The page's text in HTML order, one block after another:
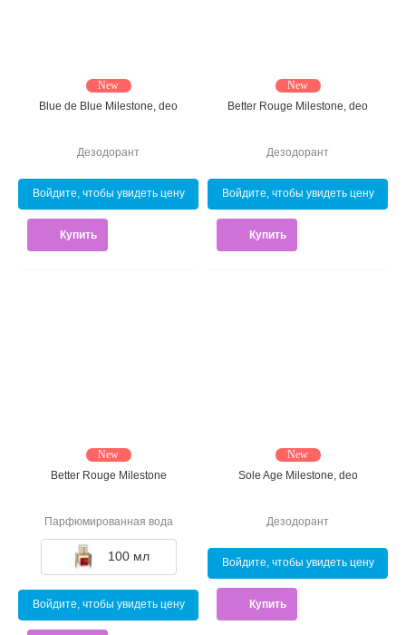
New
Blue de Blue Milestone, deo
Дезодорант
Войдите, чтобы увидеть цену
Купить
New
Better Rouge Milestone, deo
Дезодорант
Войдите, чтобы увидеть цену
Купить
New
Better Rouge Milestone
Парфюмированная вода
100 мл
Войдите, чтобы увидеть цену
New
Sole Age Milestone, deo
Дезодорант
Войдите, чтобы увидеть цену
Купить